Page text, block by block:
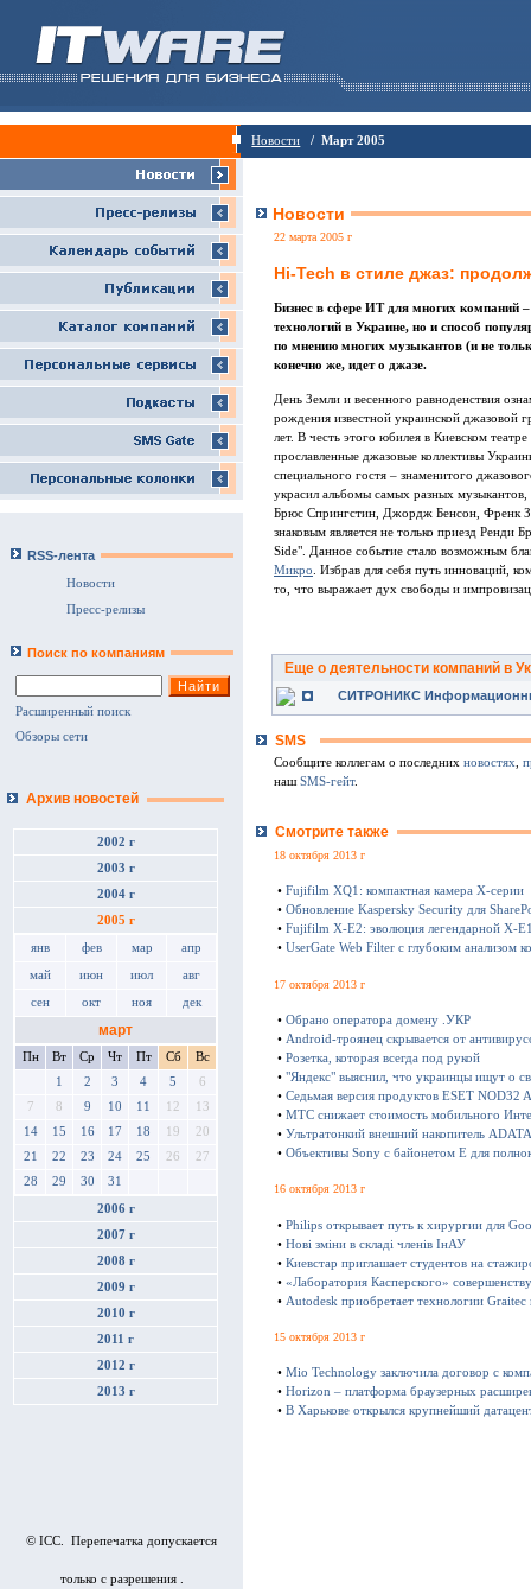
Новости / Март 2005
RSS-лента
Новости
Пресс-релизы
Поиск по компаниям
Расширенный поиск
Обзоры сети
Архив новостей
2002 г
2003 г
2004 г
2005 г
янв фев мар апр
май июн июл авг
сен окт ноя дек
март
Пн Вт Ср Чт Пт Сб
Вс
1
2 3 4 5
6
7
8 9 10 11 12
13
14
15 16 17 18 19
20
21
22 23 24 25 26
27
28
29 30 31
2006 г
2007 г
2008 г
2009 г
2010 г
2011 г
2012 г
2013 г
© ICC. Перепечатка допускается
только с разрешения .
Новости
22 марта 2005 г
Hi-Tech в стиле джаз:
Бизнес в сфере ИТ для многих компаний
технологий в Украине, но и способ
по мнению многих музыкантов (и не
конечно же, идет о джазе.
День Земли и весенного равноденствия
рождения известной украинской джазовой
лет. В честь этого юбилея в Киевском
прославленные джазовые коллективы
специального гостя – знаменитого
украсил альбомы самых разных
Брюс Спрингстин, Джордж Бенсон, Френк
знаковым является не только приезд Ренди
Side". Данное событие стало возможным
Микро . Избрав для себя путь инноваций,
то, что выражает дух свободы и
Еще о деятельности компаний в
СИТРОНИКС
SMS
Сообщите коллегам о последних новостях
наш SMS-гейт.
Смотрите также
18 октября 2013 г
• Fujifilm XQ1: компактная камера Х-серии
• Обновление Kaspersky Security для
• Fujifilm X-E2: эволюция легендарной X-
• UserGate Web Filter с глубоким анализом
17 октября 2013 г
• Обрано оператора домену .УКР
• Android-троянец скрывается от
• Розетка, которая всегда под рукой
• "Яндекс" выяснил, что украинцы ищут о
• Седьмая версия продуктов ESET NOD32
• МТС снижает стоимость мобильного
• Ультратонкий внешний накопитель
• Объективы Sony с байонетом E для
16 октября 2013 г
• Philips открывает путь к хирургии для
• Нові зміни в складі членів ІнАУ
• Киевстар приглашает студентов на
• «Лаборатория Касперского»
• Autodesk приобретает технологии
15 октября 2013 г
• Mio Technology заключила договор с
• Horizon – платформа браузерных
• В Харькове открылся крупнейший